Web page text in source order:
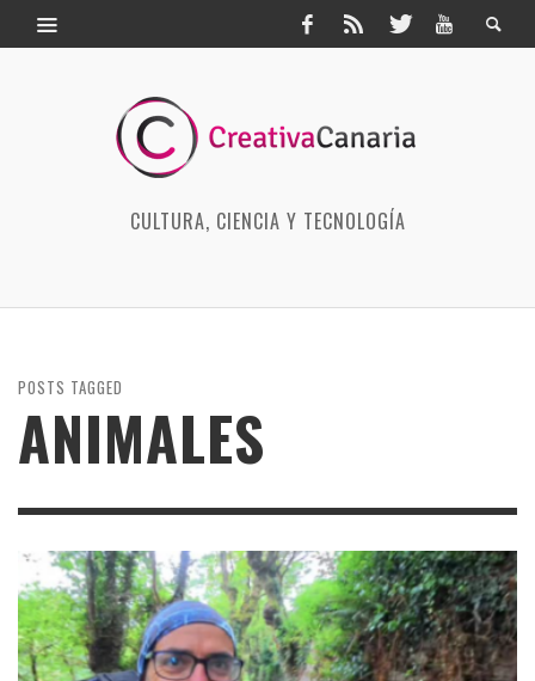
CULTURA, CIENCIA Y TECNOLOGÍA
POSTS TAGGED
ANIMALES